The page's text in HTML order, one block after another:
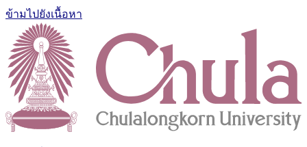
ข้ามไปยังเนื้อหา